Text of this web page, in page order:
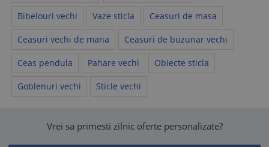
Bibelouri vechi Vaze sticla Ceasuri de masa
Ceasuri vechi de mana Ceasuri de buzunar vechi
Ceas pendula Pahare vechi Obiecte sticla
Goblenuri vechi Sticle vechi
Vrei sa primesti zilnic oferte personalizate?